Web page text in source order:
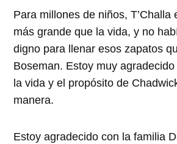
Para millones de niños, T’Challa
más grande que la vida, y no
digno para llenar esos zapatos
Boseman. Estoy muy
la vida y el propósito de
manera.
Estoy agradecido con la familia